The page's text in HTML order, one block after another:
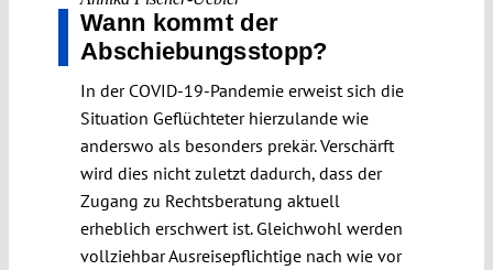
Wann kommt der
Abschiebungsstopp?
In der COVID-19-Pandemie erweist sich die
Situation Geflüchteter hierzulande wie
anderswo als besonders prekär. Verschärft
wird dies nicht zuletzt dadurch, dass der
Zugang zu Rechtsberatung aktuell
erheblich erschwert ist. Gleichwohl werden
vollziehbar Ausreisepflichtige nach wie vor